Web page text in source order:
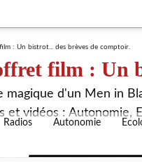
film : Un
magique d'un Men in
et vidéos : Autonomie,
Radios Autonomie